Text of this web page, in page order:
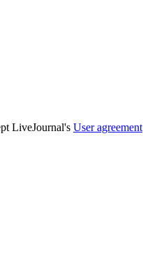
LiveJournal's User agreement